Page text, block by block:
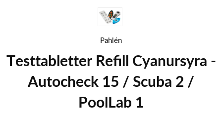
Pahlén
Testtabletter Refill Cyanursyra -
Autocheck 15 / Scuba 2 /
PoolLab 1